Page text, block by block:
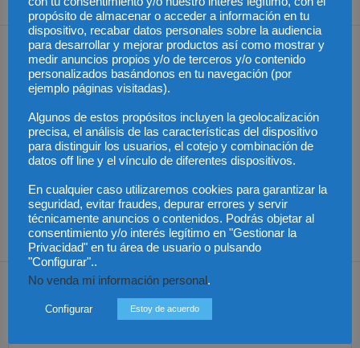
Artículos relacionados Más del autor
Los trabajadores de
Groundforce en el
aeropuerto de
¿pueden los pasajeros
afectados reclamar
compensación?
Las empresas se
exponen a
responsabilidades
ante el calor extremo
Publicado el aumento
abogados y
procuradores del Turno
de Oficio en Aragón
Dejar una respuesta
propósito de almacenar o acceder a información en tu
dispositivo, recabar datos personales sobre la audiencia
para desarrollar y mejorar productos así como mostrar y
medir anuncios propios y/o de terceros y/o contenido
personalizados basándonos en tu navegación (por
ejemplo páginas visitadas).
Algunos de estos propósitos incluyen la geolocalización
precisa, el análisis de las características del dispositivo
para distinguir los usuarios, el cotejo y combinación de
datos off line y el vínculo de diferentes dispositivos.
En cualquier caso utilizaremos cookies para garantizar la
seguridad, evitar fraudes, depurar errores y servir
técnicamente anuncios o contenidos. Podrás objetar al
consentimiento y/o interés legítimo en "Gestionar la
Privacidad" en tu área de usuario o pulsando
"Configurar"..
No venda mi información personal .
Configurar Estoy de acuerdo